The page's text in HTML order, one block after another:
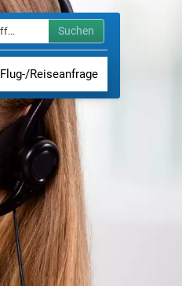
Suchen
Flug-/Reiseanfrage